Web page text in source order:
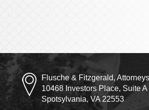
Flusche & Fitzgerald,
10468 Investors Place, Suite A
Spotsylvania, VA 22553